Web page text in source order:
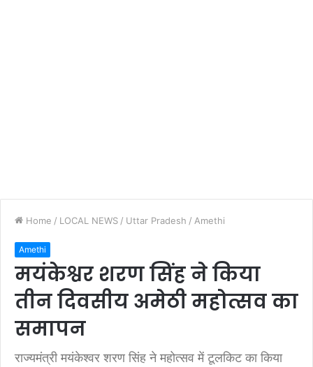
Home / LOCAL NEWS / Uttar Pradesh / Amethi
Amethi
मयंकेश्वर शरण सिंह ने किया
तीन दिवसीय अमेठी महोत्सव का
समापन
राज्यमंत्री मयंकेश्वर शरण सिंह ने महोत्सव में टूलकिट का किया